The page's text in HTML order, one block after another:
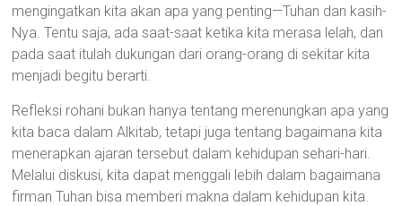
mengingatkan kita akan apa yang penting—Tuhan dan kasih-
Nya. Tentu saja, ada saat-saat ketika kita merasa lelah, dan
pada saat itulah dukungan dari orang-orang di sekitar kita
menjadi begitu berarti.
Refleksi rohani bukan hanya tentang merenungkan apa yang
kita baca dalam Alkitab, tetapi juga tentang bagaimana kita
menerapkan ajaran tersebut dalam kehidupan sehari-hari.
Melalui diskusi, kita dapat menggali lebih dalam bagaimana
firman Tuhan bisa memberi makna dalam kehidupan kita.